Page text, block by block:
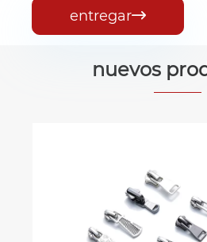
entregar
nuevos